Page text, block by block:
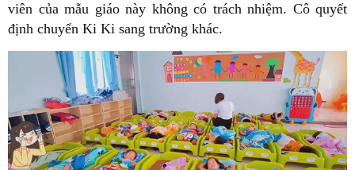
viên của mẫu giáo này không có trách nhiệm. Cô quyết
định chuyển Ki Ki sang trường khác.